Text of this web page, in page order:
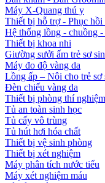
Máy X-Quang thú y
Thiết bị hỗ trợ - Phục
Hệ thống lồng - chuồng
Thiết bị khoa nhi
Giường sưởi ấm trẻ sơ
Máy đo độ vàng da
Lồng ấp – Nôi cho trẻ sơ
Đèn chiếu vàng da
Thiết bị phòng thí nghiệm
Tủ an toàn sinh học
Tủ cấy vô trùng
Tủ hút hơi hóa chất
Thiết bị vệ sinh phòng
Thiết bị xét nghiệm
Máy phân tích nước tiểu
Máy xét nghiệm máu